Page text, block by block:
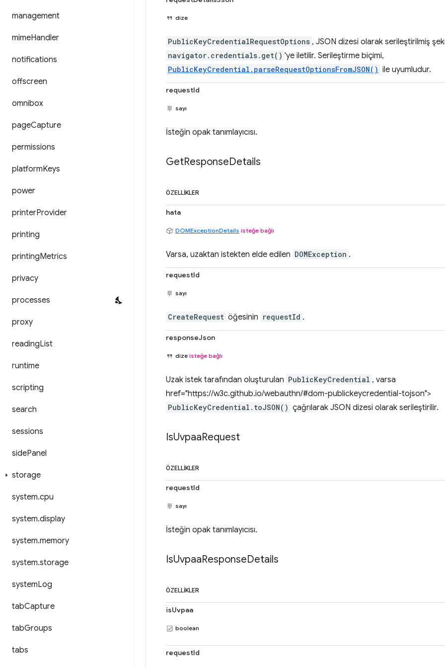
management
mimeHandler
notifications
offscreen
omnibox
pageCapture
permissions
platformKeys
power
printerProvider
printing
printingMetrics
privacy
processes
proxy
readingList
runtime
scripting
search
sessions
sidePanel
storage
system.cpu
system.display
system.memory
system.storage
systemLog
tabCapture
tabGroups
tabs
dize
PublicKeyCredentialRequestOptions , JSON dizesi olarak serileştirilmiş
navigator.credentials.get() 'ye iletilir. Serileştirme biçimi,
PublicKeyCredential.parseRequestOptionsFromJSON() ile uyumludur.
requestId
sayı
İsteğin opak tanımlayıcısı.
GetResponseDetails
ÖZELLIKLER
hata
DOMExceptionDetails isteğe bağlı
Varsa, uzaktan istekten elde edilen DOMException .
requestId
sayı
CreateRequest öğesinin requestId .
responseJson
dize isteğe bağlı
Uzak istek tarafından oluşturulan PublicKeyCredential , varsa
href="https://w3c.github.io/webauthn/#dom-publickeycredential-tojson">
PublicKeyCredential.toJSON() çağrılarak JSON dizesi olarak serileştirilir.
IsUvpaaRequest
ÖZELLIKLER
requestId
sayı
İsteğin opak tanımlayıcısı.
IsUvpaaResponseDetails
ÖZELLIKLER
isUvpaa
boolean
requestId